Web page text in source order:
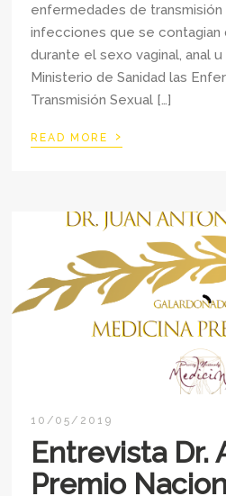
enfermedades de transmisión
infecciones que se contagian
durante el sexo vaginal, anal
Ministerio de Sanidad las
Transmisión Sexual […]
READ MORE ›
10/05/2019
Entrevista Dr.
Premio